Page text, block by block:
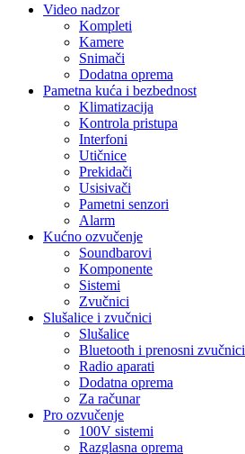
Video nadzor
Kompleti
Kamere
Snimači
Dodatna oprema
Pametna kuća i bezbednost
Klimatizacija
Kontrola pristupa
Interfoni
Utičnice
Prekidači
Usisivači
Pametni senzori
Alarm
Kućno ozvučenje
Soundbarovi
Komponente
Sistemi
Zvučnici
Slušalice i zvučnici
Slušalice
Bluetooth i prenosni zvučnici
Radio aparati
Dodatna oprema
Za računar
Pro ozvučenje
100V sistemi
Razglasna oprema